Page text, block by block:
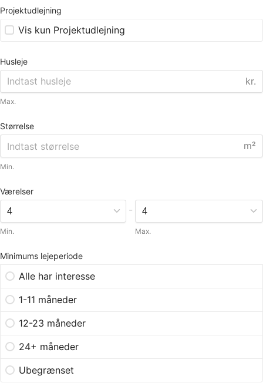
Projektudlejning
Vis kun Projektudlejning
Husleje
kr.
Max.
Størrelse
m²
Min.
Værelser
Min.
-
Max.
Minimums lejeperiode
Alle har interesse
1-11 måneder
12-23 måneder
24+ måneder
Ubegrænset